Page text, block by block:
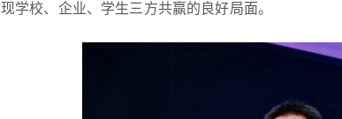
现学校、企业、学生三方共赢的良好局面。